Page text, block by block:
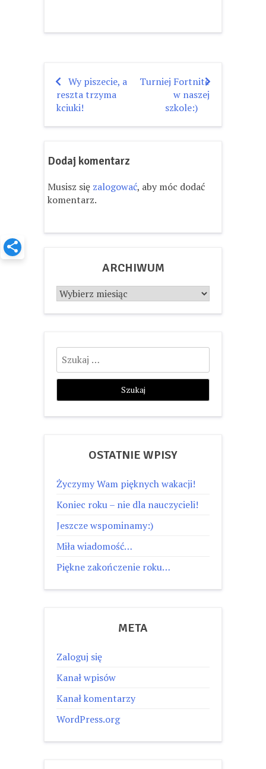
Nawigacja
wpisu
Wy piszecie, a
reszta trzyma
kciuki!
Turniej Fortnite
w naszej
szkole:)
Dodaj komentarz
Musisz się zalogować, aby móc dodać
komentarz.
ARCHIWUM
Archiwum
Szukaj:
OSTATNIE WPISY
Życzymy Wam pięknych wakacji!
Koniec roku – nie dla nauczycieli!
Jeszcze wspominamy:)
Miła wiadomość…
Piękne zakończenie roku…
META
Zaloguj się
Kanał wpisów
Kanał komentarzy
WordPress.org